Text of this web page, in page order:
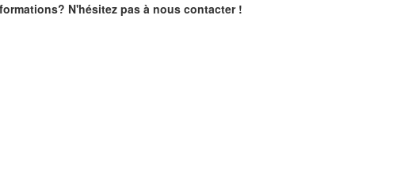
N'hésitez pas à nous contacter !